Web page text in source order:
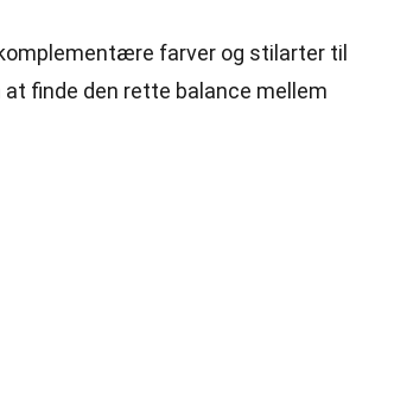
farver og stilarter til
finde den rette balance mellem